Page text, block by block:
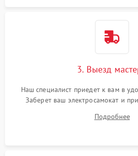
3. Выезд
Наш специалист приедет к вам в
Заберет ваш электросамокат и
Подробнее